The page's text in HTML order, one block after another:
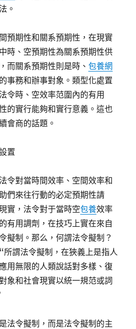
。
預期性和關系預期性，在現實
時、空預期性為關系預期性供
而關系預期性則是時、包養網
事務和辦事對象。類型化處置
令時、空效率范圍內的有用
的實行能夠和實行意義。這也
會商的話題。
置
令對當時間效率、空間效率和
們來往行動的必定預期性請
實，法令對于當時空包養效率
有用調劑，在技巧上實在來自
擬制。那么，何謂法令擬制？
所謂法令擬制，在狹義上是指人
用無限的人類說話對多樣、復
象和社會現實以統一規范或詞
法令擬制，而是法令擬制的主